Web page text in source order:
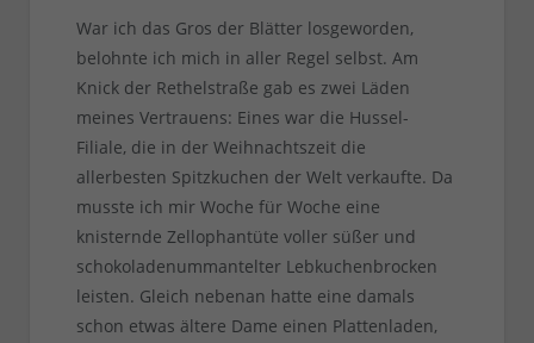
War ich das Gros der Blätter losgeworden,
belohnte ich mich in aller Regel selbst. Am
Knick der Rethelstraße gab es zwei Läden
meines Vertrauens: Eines war die Hussel-
Filiale, die in der Weihnachtszeit die
allerbesten Spitzkuchen der Welt verkaufte. Da
musste ich mir Woche für Woche eine
knisternde Zellophantüte voller süßer und
schokoladenummantelter Lebkuchenbrocken
leisten. Gleich nebenan hatte eine damals
schon etwas ältere Dame einen Plattenladen,